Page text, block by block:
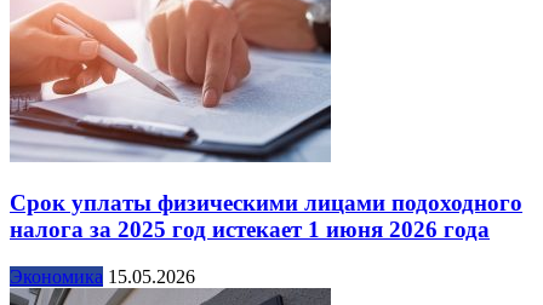
Срок уплаты физическими лицами подоходного
налога за 2025 год истекает 1 июня 2026 года
Экономика 15.05.2026